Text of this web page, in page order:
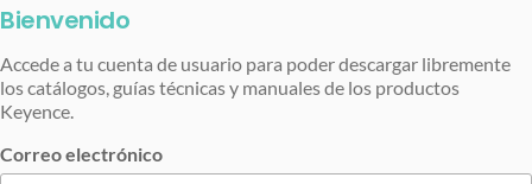
Bienvenido
Accede a tu cuenta de usuario para poder descargar libremente
los catálogos, guías técnicas y manuales de los productos
Keyence.
Correo electrónico